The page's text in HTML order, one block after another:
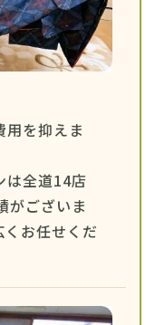
を抑えま
は全道14店
がございま
お任せくだ